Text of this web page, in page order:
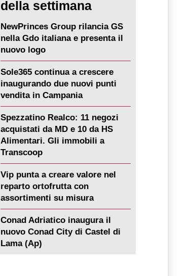
della settimana
NewPrinces Group rilancia GS
nella Gdo italiana e presenta il
nuovo logo
Sole365 continua a crescere
inaugurando due nuovi punti
vendita in Campania
Spezzatino Realco: 11 negozi
acquistati da MD e 10 da HS
Alimentari. Gli immobili a
Transcoop
Vip punta a creare valore nel
reparto ortofrutta con
assortimenti su misura
Conad Adriatico inaugura il
nuovo Conad City di Castel di
Lama (Ap)